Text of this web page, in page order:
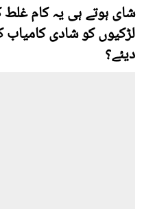
شای ہوتے ہی یہ کام غلط
لڑکیوں کو شادی
دیئے؟